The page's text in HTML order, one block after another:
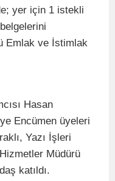
yer için 1 istekli
Emlak ve İstimlak
Hasan
Encümen üyeleri
Yazı İşleri
Müdürü
katıldı.